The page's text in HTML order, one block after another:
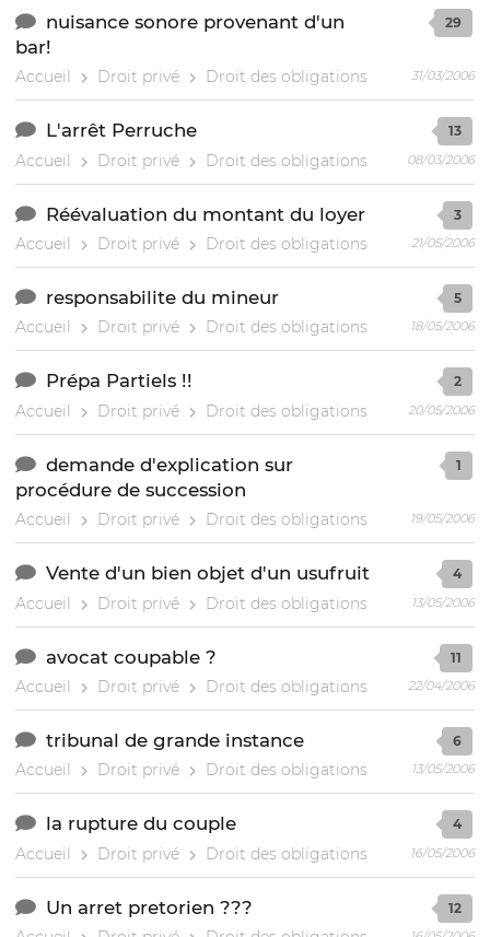
nuisance sonore provenant d'un
bar!
Accueil Droit privé Droit des obligations
29
31/03/2006
L'arrêt Perruche
Accueil Droit privé Droit des obligations
13
08/03/2006
Réévaluation du montant du loyer
Accueil Droit privé Droit des obligations
3
21/05/2006
responsabilite du mineur
Accueil Droit privé Droit des obligations
5
18/05/2006
Prépa Partiels !!
Accueil Droit privé Droit des obligations
2
20/05/2006
demande d'explication sur
procédure de succession
Accueil Droit privé Droit des obligations
1
19/05/2006
Vente d'un bien objet d'un usufruit
Accueil Droit privé Droit des obligations
4
13/05/2006
avocat coupable ?
Accueil Droit privé Droit des obligations
11
22/04/2006
tribunal de grande instance
Accueil Droit privé Droit des obligations
6
13/05/2006
la rupture du couple
Accueil Droit privé Droit des obligations
4
16/05/2006
Un arret pretorien ??? 12